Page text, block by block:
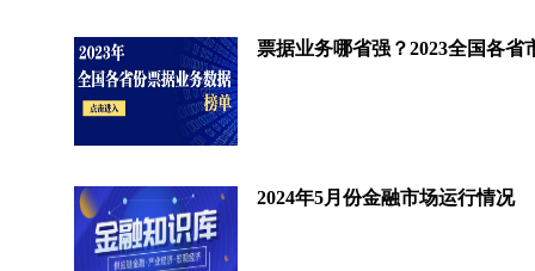
2024年5月份金融市场运行情况